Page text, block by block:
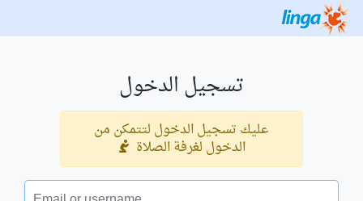
تسجيل الدخول
عليك تسجيل الدخول لتتمكن من
الدخول لغرفة الصلاة
البريد الالكتروني